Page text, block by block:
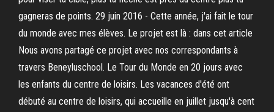
gagneras de points. 29 juin 2016 - Cette année, j'ai fait le tour
du monde avec mes élèves. Le projet est là : dans cet article
Nous avons partagé ce projet avec nos correspondants à
travers Beneyluschool. Le Tour du Monde en 20 jours avec
les enfants du centre de loisirs. Les vacances d'été ont
débuté au centre de loisirs, qui accueille en juillet jusqu'à cent